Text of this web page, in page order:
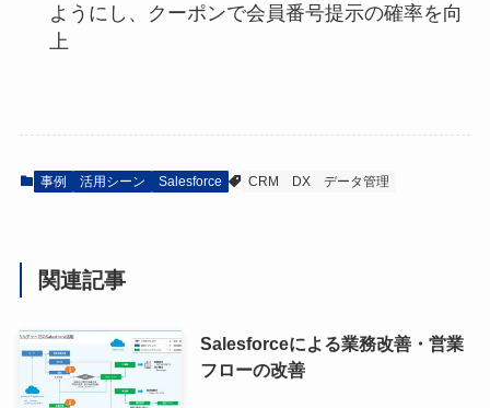
ようにし、クーポンで会員番号提示の確率を向
上
事例 活用シーン Salesforce CRM DX データ管理
関連記事
Salesforceによる業務改善・営業
フローの改善